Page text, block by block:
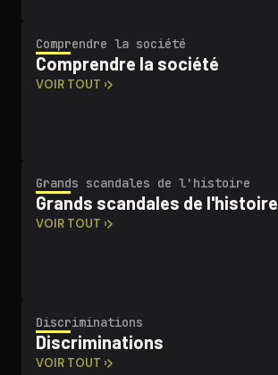
Comprendre la société
Comprendre la société
VOIR TOUT ›
Grands scandales de l'histoire
Grands scandales de l'histoire
VOIR TOUT ›
Dis­cri­mi­na­tions
Dis­cri­mi­na­tions
VOIR TOUT ›